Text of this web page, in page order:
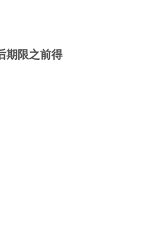
期限之前得